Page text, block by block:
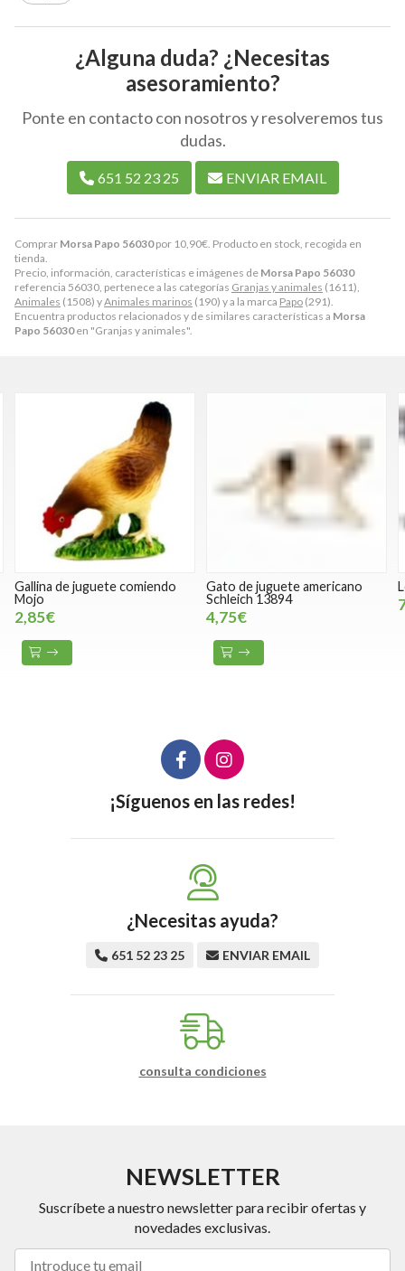
Comprar Morsa Papo 56030por 10,90€ . Producto en stock, recogida en
tienda.
Precio, información, características e imágenes de Morsa Papo 56030
referencia 56030, pertenece a las categorías Granjas y animales (1611),
Animales (1508) yAnimales marinos (190) y a la marca Papo (291).
Encuentra productos relacionados y de similares características a Morsa
Papo 56030en "Granjas y animales".
¿Alguna duda? ¿Necesitas
asesoramiento?
Ponte en contacto con nosotros y resolveremos tus
dudas.
651 52 23 25 ENVIAR EMAIL
Gallina de juguete comiendo
Mojo
2,85€
Gato de juguete americano
Schleich 13894
4,75€
¡Síguenos en las redes!
¿Necesitas ayuda?
651 52 23 25 ENVIAR EMAIL
consulta condiciones
NEWSLETTER
Suscríbete a nuestro newsletter para recibir ofertas y
novedades exclusivas.